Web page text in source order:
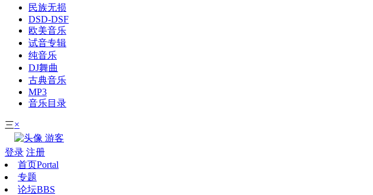
民族无损
DSD-DSF
欧美音乐
试音专辑
纯音乐
DJ舞曲
古典音乐
MP3
音乐目录
三×
游客
登录 注册
首页Portal
专题
论坛BBS